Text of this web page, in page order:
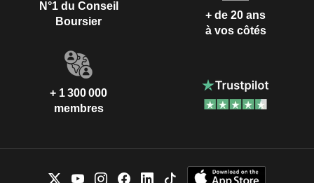
N°1 du Conseil
Boursier
+ de 20 ans
à vos côtés
+ 1 300 000
membres